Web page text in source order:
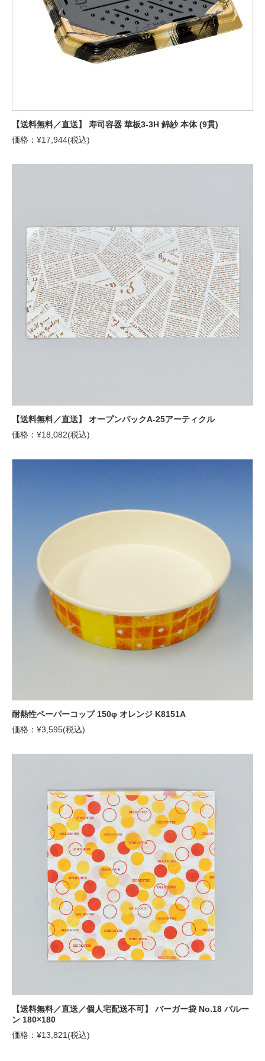
【送料無料／直送】 寿司容器 華板3-3H 錦紗 本体 (9貫)
価格：¥17,944(税込)
【送料無料／直送】 オープンパックA-25アーティクル
価格：¥18,082(税込)
耐熱性ペーパーコップ 150φ オレンジ K8151A
価格：¥3,595(税込)
【送料無料／直送／個人宅配送不可】 バーガー袋 No.18 バルー
ン 180×180
価格：¥13,821(税込)